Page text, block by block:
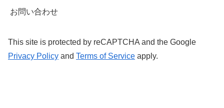
お問い合わせ
This site is protected by reCAPTCHA and the Google
Privacy Policy and Terms of Service apply.